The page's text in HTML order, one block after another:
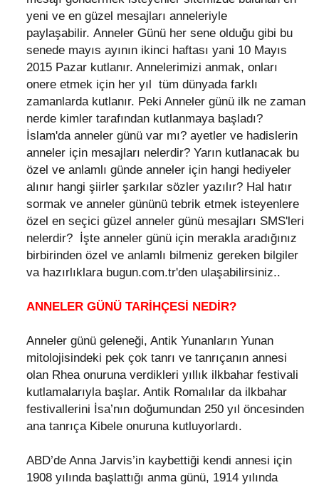
yeni ve en güzel mesajları anneleriyle
paylaşabilir. Anneler Günü her sene olduğu gibi bu
senede mayıs ayının ikinci haftası yani 10 Mayıs
2015 Pazar kutlanır. Annelerimizi anmak, onları
onere etmek için her yıl tüm dünyada farklı
zamanlarda kutlanır. Peki Anneler günü ilk ne zaman
nerde kimler tarafından kutlanmaya başladı?
İslam'da anneler günü var mı? ayetler ve hadislerin
anneler için mesajları nelerdir? Yarın kutlanacak bu
özel ve anlamlı günde anneler için hangi hediyeler
alınır hangi şiirler şarkılar sözler yazılır? Hal hatır
sormak ve anneler gününü tebrik etmek isteyenlere
özel en seçici güzel anneler günü mesajları SMS'leri
nelerdir? İşte anneler günü için merakla aradığınız
birbirinden özel ve anlamlı bilmeniz gereken bilgiler
va hazırlıklara bugun.com.tr'den ulaşabilirsiniz..
ANNELER GÜNÜ TARİHÇESİ NEDİR?
Anneler günü geleneği, Antik Yunanların Yunan
mitolojisindeki pek çok tanrı ve tanrıçanın annesi
olan Rhea onuruna verdikleri yıllık ilkbahar festivali
kutlamalarıyla başlar. Antik Romalılar da ilkbahar
festivallerini İsa’nın doğumundan 250 yıl öncesinden
ana tanrıça Kibele onuruna kutluyorlardı.
ABD’de Anna Jarvis’in kaybettiği kendi annesi için
1908 yılında başlattığı anma günü, 1914 yılında